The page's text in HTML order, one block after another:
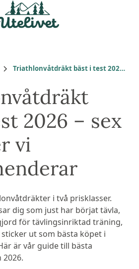
Triathlonvåtdräkt bäst i test 2026 – sex modeller vi rekommenderar
2026 – sex
vi
i två prisklasser.
dig som just har börjat tävla,
för tävlingsinriktad träning,
ut som bästa köpet i
är vår guide till bästa